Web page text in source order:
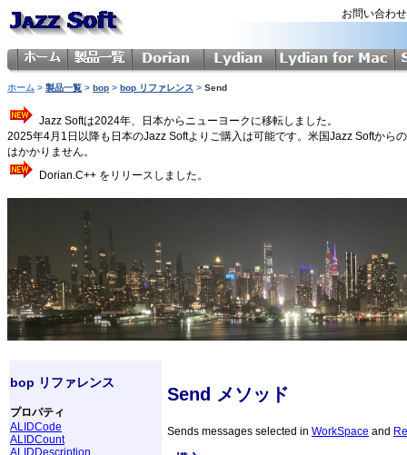
お問い合わ
ホーム > 製品一覧 > bop > bop リファレンス > Send
Jazz Softは2024年、日本からニューヨークに移転しました。
2025年4月1日以降も日本のJazz Softよりご購入は可能です。米国Jazz Softから
はかかりません。
Dorian.C++ をリリースしました。
bop リファレンス
プロパティ
ALIDCode
ALIDCount
ALIDDescription
Send メソッド
Sends messages selected in WorkSpace and